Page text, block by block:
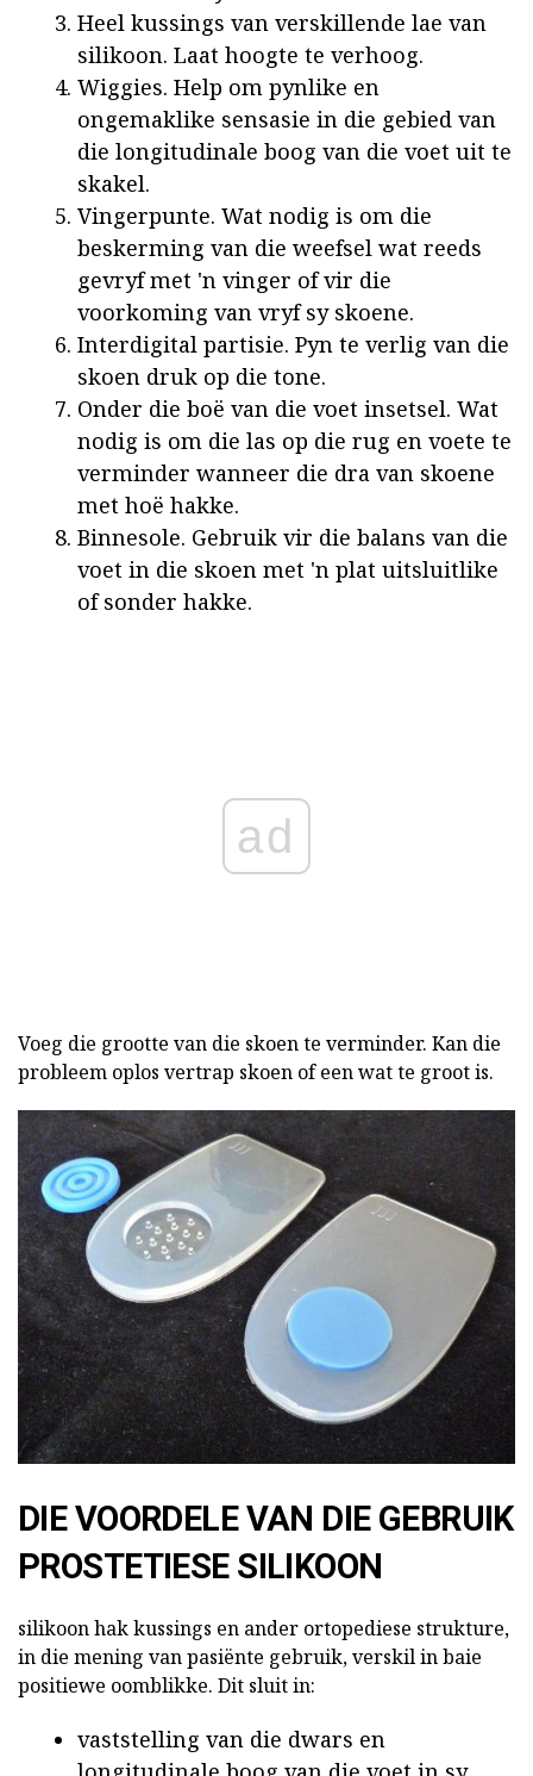
Heel kussings van verskillende lae van
silikoon. Laat hoogte te verhoog.
Wiggies. Help om pynlike en
ongemaklike sensasie in die gebied van
die longitudinale boog van die voet uit te
skakel.
Vingerpunte. Wat nodig is om die
beskerming van die weefsel wat reeds
gevryf met 'n vinger of vir die
voorkoming van vryf sy skoene.
Interdigital partisie. Pyn te verlig van die
skoen druk op die tone.
Onder die boë van die voet insetsel. Wat
nodig is om die las op die rug en voete te
verminder wanneer die dra van skoene
met hoë hakke.
Binnesole. Gebruik vir die balans van die
voet in die skoen met 'n plat uitsluitlike
of sonder hakke.
ad
Voeg die grootte van die skoen te verminder. Kan die
probleem oplos vertrap skoen of een wat te groot is.
DIE VOORDELE VAN DIE GEBRUIK
PROSTETIESE SILIKOON
silikoonhak kussings en ander ortopediese strukture,
in die mening van pasiënte gebruik, verskil in baie
positiewe oomblikke. Dit sluit in:
vaststelling van die dwars en